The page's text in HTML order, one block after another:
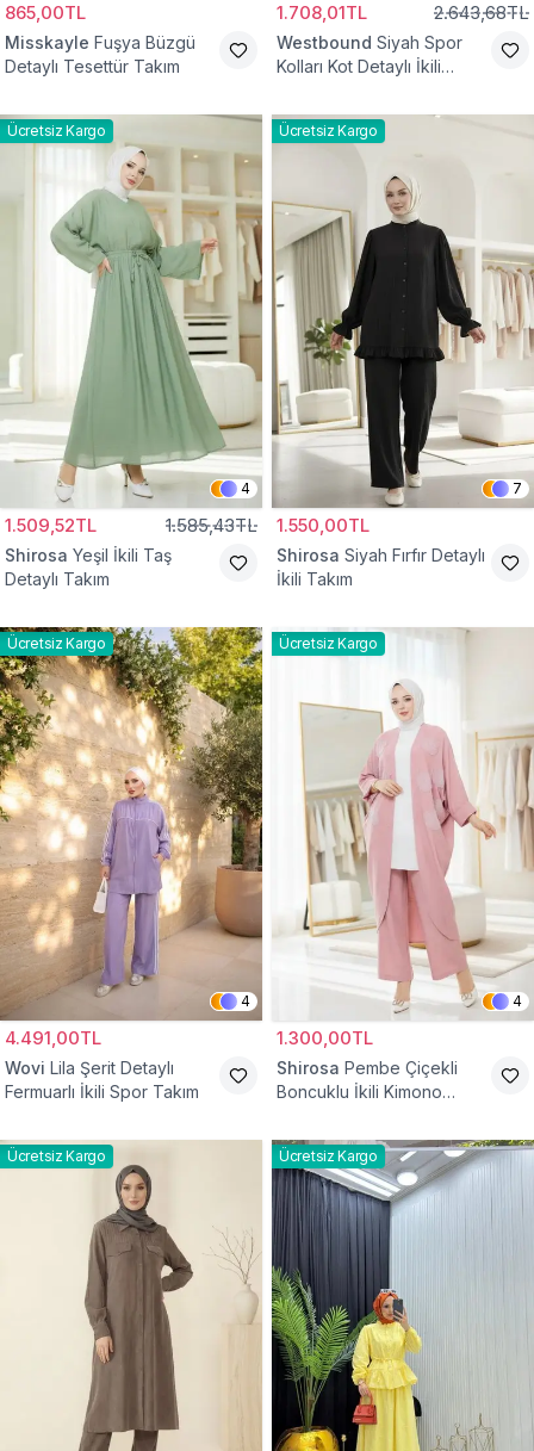
865,00TL
Misskayle Fuşya Büzgü
Detaylı Tesettür Takım
1.708,01TL 2.643,68TL
Westbound Siyah Spor
Kolları Kot Detaylı İkili
Ücretsiz Kargo
4
1.509,52TL 1.585,43TL
Shirosa Yeşil İkili Taş
Detaylı Takım
Ücretsiz Kargo
7
1.550,00TL
Shirosa Siyah Fırfır Detaylı
İkili Takım
Ücretsiz Kargo
4
4.491,00TL
Wovi Lila Şerit Detaylı
Fermuarlı İkili Spor Takım
Ücretsiz Kargo
4
1.300,00TL
Shirosa Pembe Çiçekli
Boncuklu İkili Kimono
Ücretsiz Kargo Ücretsiz Kargo